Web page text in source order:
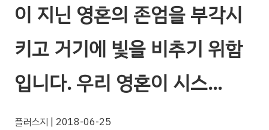
이 지닌 영혼의 존엄을 부각시
키고 거기에 빛을 비추기 위함
입니다. 우리 영혼이 시스…
플러스지 | 2018-06-25